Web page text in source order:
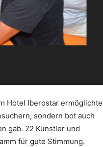
Hotel Iberostar ermöglichte
sondern bot auch
gab. 22 Künstler und
für gute Stimmung.